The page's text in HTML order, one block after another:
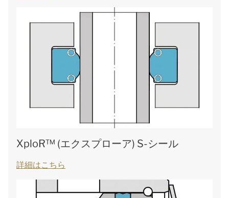
XploR™ (エクスプローア) S-シール
詳細はこちら